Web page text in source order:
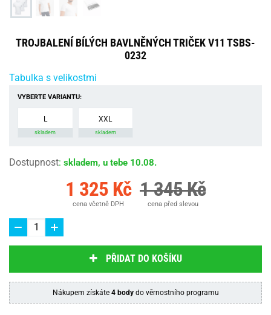
TROJBALENÍ BÍLÝCH BAVLNĚNÝCH TRIČEK V11 TSBS-
0232
Tabulka s velikostmi
VYBERTE VARIANTU:
L
skladem
XXL
skladem
Dostupnost: skladem, u tebe 10.08.
1 325 Kč
cena včetně DPH
1 345 Kč
cena před slevou
PŘIDAT DO KOŠÍKU
Nákupem získáte 4 bodydo věrnostního programu